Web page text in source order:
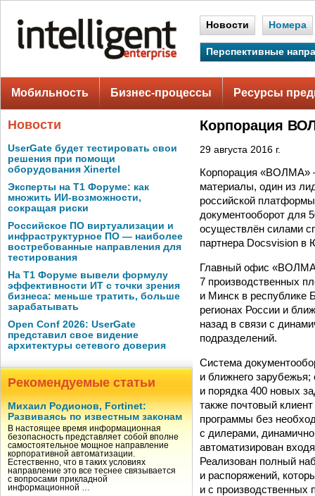
Новости Номера
Перспективные
Мобильность Бизнес-процессы Ресурсы
Новости
UserGate будет тестировать свои
решения при помощи
оборудования Xinertel
Эксперты на Т1 Форуме: как
множить ИИ-возможности,
сокращая риски
Российское ПО виртуализации и
инфраструктурное ПО — наиболее
востребованные направления для
тестирования
На Т1 Форуме вывели формулу
эффективности ИТ с точки зрения
бизнеса: меньше тратить, больше
зарабатывать
Open Conf 2026: UserGate
представил свое видение
архитектуры сетевого доверия
Рекомендуемые статьи
Михаил Родионов, Fortinet:
Развиваясь по известным законам
В настоящее время информационная
безопасность представляет собой вполне
самостоятельное мощное направление
корпоративной автоматизации.
Естественно, что в таких условиях
направление это все теснее связывается
с вопросами прикладной
информационной …
Корпорация
29 августа 2016 г.
Корпорация «ВОЛМА»
материалы, один из
российской
документооборот для
осуществлён силами
партнера Docsvision в
Главный офис
7 производственных
и Минск в республике
регионах России и
назад в связи с
подразделений.
Система
и ближнего
и порядка 400 новых
также почтовый
программы без
с дилерами,
автоматизирован
Реализован полный
и распоряжений,
и с производственных